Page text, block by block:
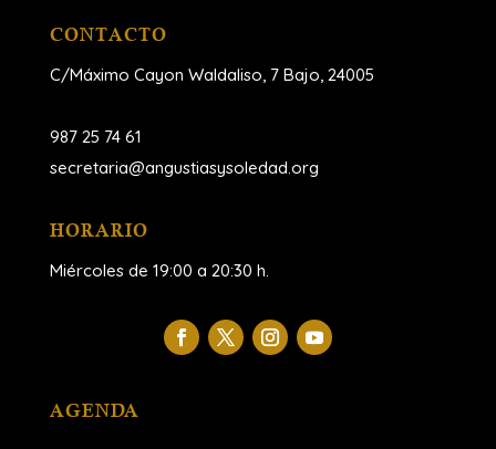
CONTACTO
C/Máximo Cayon Waldaliso, 7 Bajo, 24005
987 25 74 61
secretaria@angustiasysoledad.org
HORARIO
Miércoles de 19:00 a 20:30 h.
AGENDA